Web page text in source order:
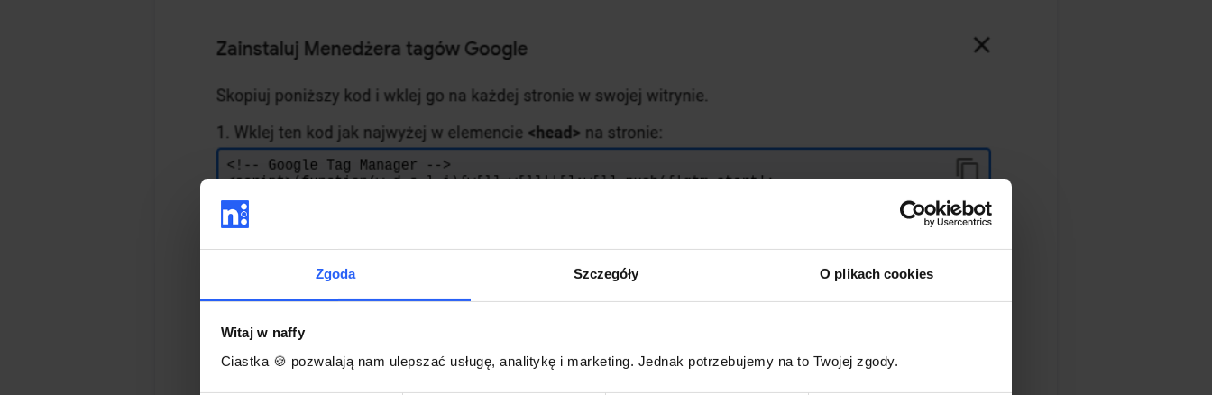
Zgoda Szczegóły O plikach cookies
Witaj w naffy
Ciastka 🍪 pozwalają nam ulepszać usługę, analitykę i marketing. Jednak potrzebujemy na to Twojej zgody.